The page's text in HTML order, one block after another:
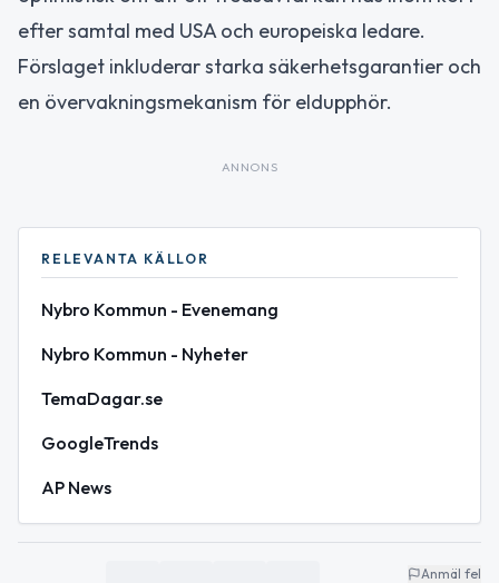
efter samtal med USA och europeiska ledare.
Förslaget inkluderar starka säkerhetsgarantier och
en övervakningsmekanism för eldupphör.
ANNONS
RELEVANTA KÄLLOR
Nybro Kommun - Evenemang
Nybro Kommun - Nyheter
TemaDagar.se
GoogleTrends
AP News
Anmäl fel